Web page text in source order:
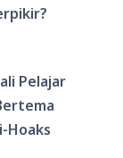
Pelajar
Hoaks